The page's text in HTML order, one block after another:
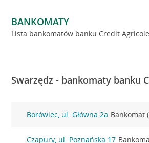
BANKOMATY
Lista bankomatów banku Credit Agricole
Swarzędz - bankomaty banku
Borówiec, ul. Główna 2a Bankomat
Czapury, ul. Poznańska 17